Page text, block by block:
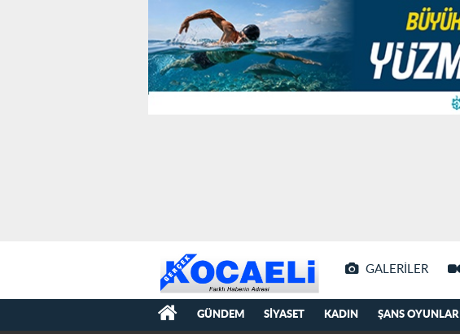
GALERILER
GÜNDEM SIYASET KADIN ŞANS OYUNLARI